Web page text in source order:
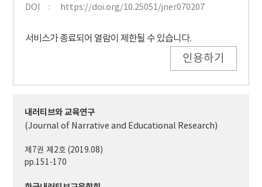
DOI
https://doi.org/10.25051/jner070207
서비스가 종료되어 열람이 제한될 수 있습니다.
인용하기
내러티브와 교육연구
(Journal of Narrative and Educational Research)
제7권 제2호 (2019.08)
pp.151-170